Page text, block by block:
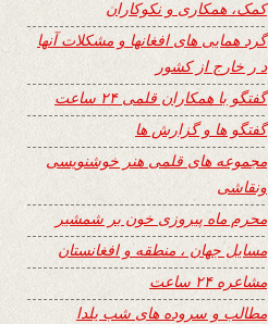
کمک، همکاری و نکوکاران
گرد همایی های افغانها و مشکلات آنها
د ر خارج از کشور
گفتگو با همکاران قلمی ۲۴ ساعت
گفتگو ها و گزارش ها
مجموعه های قلمی هنر خوشنویسی
ونقاشی
محرم ماه پیروزی خون بر شمشیر
مسایل جهان ، منطقه و افغانستان
مشاعره ۲۴ ساعت
مطالب و سروده های شب یلدا